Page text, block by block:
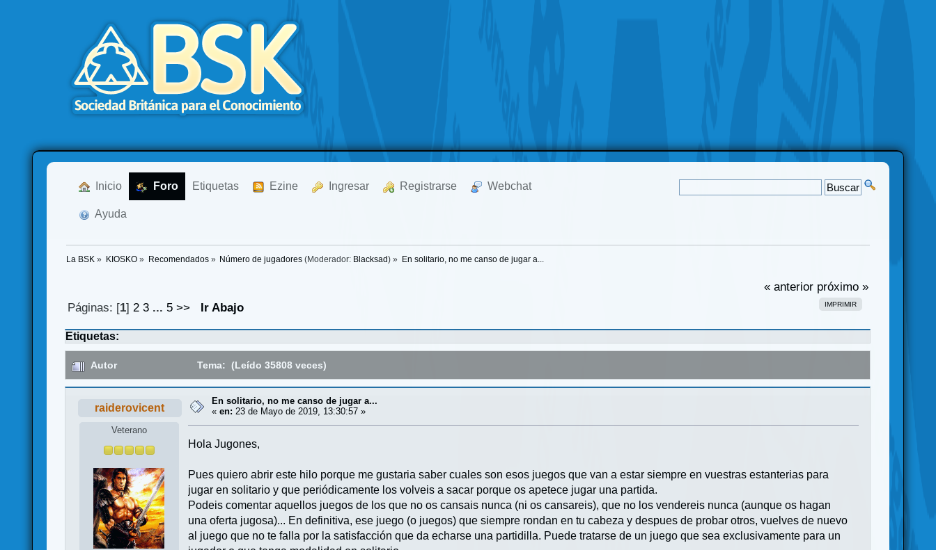
Inicio Foro Etiquetas Ezine Ingresar Registrarse Webchat
Ayuda
La BSK » KIOSKO» Recomendados» Número de jugadores (Moderador: Blacksad ) » En solitario, no me canso de jugar a...
« anterior próximo »
IMPRIMIR
Páginas: [1] 2 3 ... 5 >> Ir Abajo
Etiquetas:
Autor Tema: (Leído 35808 veces)
raiderovicent
Veterano
En solitario, no me canso de jugar a...
«en: 23 de Mayo de 2019, 13:30:57 »
Hola Jugones,
Pues quiero abrir este hilo porque me gustaria saber cuales son esos juegos que van a estar siempre en vuestras estanterias para
jugar en solitario y que periódicamente los volveis a sacar porque os apetece jugar una partida.
Podeis comentar aquellos juegos de los que no os cansais nunca (ni os cansareis), que no los vendereis nunca (aunque os hagan
una oferta jugosa)... En definitiva, ese juego (o juegos) que siempre rondan en tu cabeza y despues de probar otros, vuelves de nuevo
al juego que no te falla por la satisfacción que da echarse una partidilla. Puede tratarse de un juego que sea exclusivamente para un